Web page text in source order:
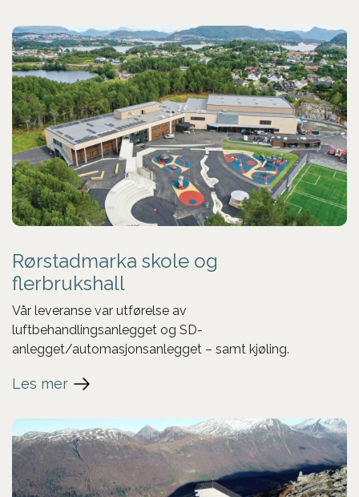
Rørstadmarka skole og
flerbrukshall
Vår leveranse var utførelse av
luftbehandlingsanlegget og SD-
anlegget/automasjonsanlegget – samt kjøling.
Les mer